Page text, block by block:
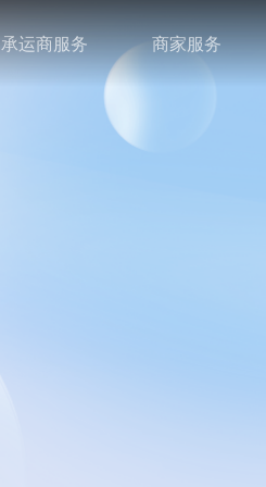
承运商服务 商家服务